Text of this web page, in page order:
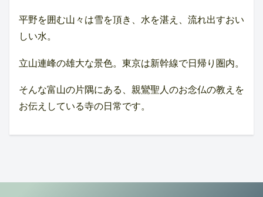
平野を囲む山々は雪を頂き、水を湛え、流れ出すおい
しい水。
立山連峰の雄大な景色。東京は新幹線で日帰り圏内。
そんな富山の片隅にある、親鸞聖人のお念仏の教えを
お伝えしている寺の日常です。